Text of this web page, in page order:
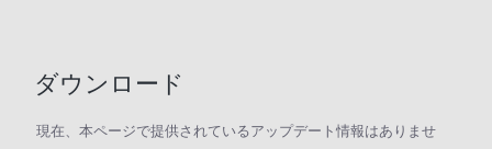
ダウンロード
現在、本ページで提供されているアップデート情報はありませ